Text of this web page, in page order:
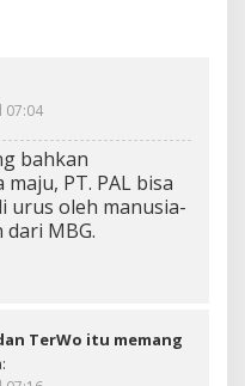
07:04
bahkan
PT. PAL bisa
urus oleh manusia-
MBG.
TerWo itu memang